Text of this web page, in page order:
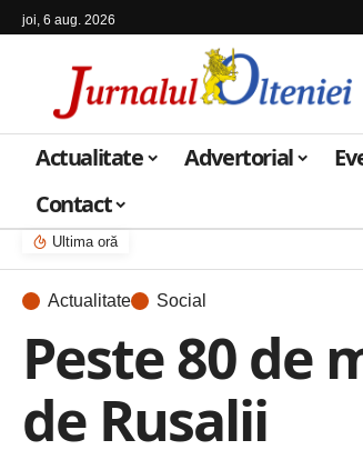
joi, 6 aug. 2026
Actualitate Advertorial
Contact
Ultima oră
Actualitate Social
Peste 80 de
de Rusalii